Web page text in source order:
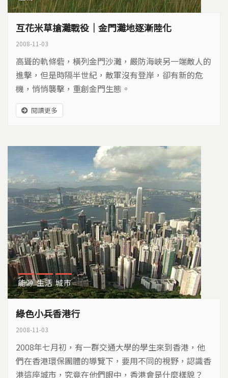
互花米草搶灘戰役｜金門灘地逐漸陸化
2008-11-03
高聳的軌條砦，橫列金門沙灘，嚴防海峽另一端敵人的
進擊，但是時隔半世紀，敵軍沒有登岸，卻有新的危
機，悄悄襲擊，重創金門生態。
閱讀更多
能源 生活 城市
綠色小兵香港行
2008-11-03
2008年七月初，有一群交通大學的學生來到香港，他
們在香港環保團體的導覽下，要用不同的視野，認識香
港這座城市，究竟在他們眼中，香港會是什麼樣貌？